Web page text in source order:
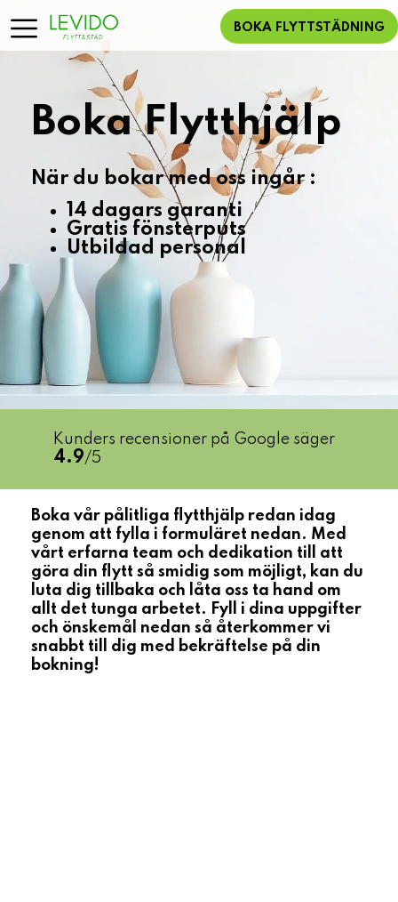
BOKA FLYTTSTÄDNING
Boka Flytthjälp
När du bokar med oss ingår :
14 dagars garanti
Gratis fönsterputs
Utbildad personal
Kunders recensioner på Google säger
4.9/5
Boka vår pålitliga flytthjälp redan idag
genom att fylla i formuläret nedan. Med
vårt erfarna team och dedikation till att
göra din flytt så smidig som möjligt, kan du
luta dig tillbaka och låta oss ta hand om
allt det tunga arbetet. Fyll i dina uppgifter
och önskemål nedan så återkommer vi
snabbt till dig med bekräftelse på din
bokning!